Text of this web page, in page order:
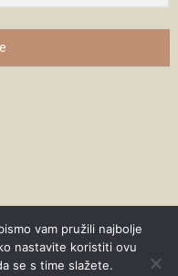
vam pružili najbolje
nastavite koristiti ovu
se s time slažete.